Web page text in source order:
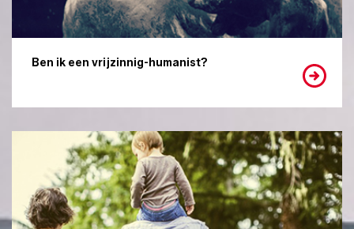
Ben ik een vrijzinnig-humanist?